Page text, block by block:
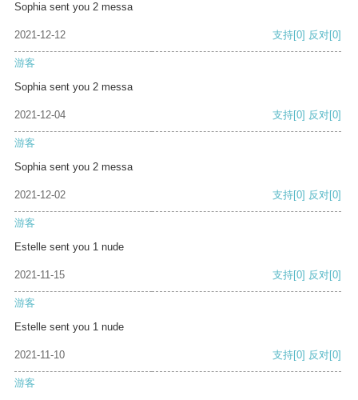
Sophia sent you 2 messa
2021-12-12 支持[0] 反对[0]
游客
Sophia sent you 2 messa
2021-12-04 支持[0] 反对[0]
游客
Sophia sent you 2 messa
2021-12-02 支持[0] 反对[0]
游客
Estelle sent you 1 nude
2021-11-15 支持[0] 反对[0]
游客
Estelle sent you 1 nude
2021-11-10 支持[0] 反对[0]
游客